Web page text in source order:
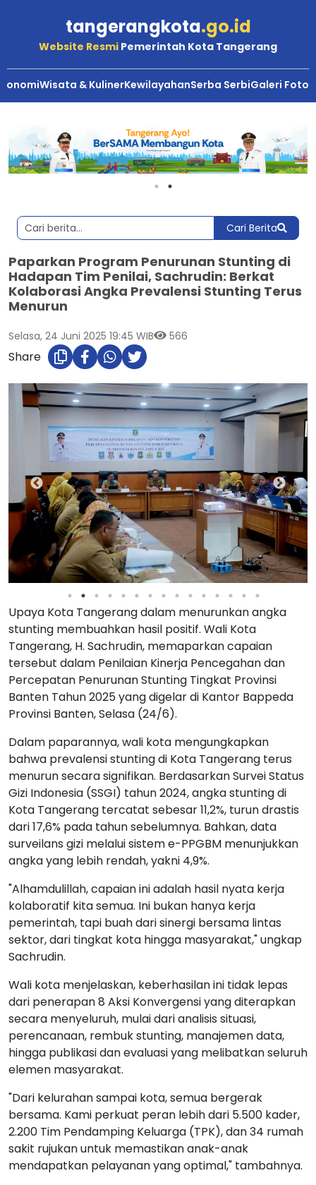
tangerangkota.go.id
Website Resmi Pemerintah Kota Tangerang
Wisata & KulinerKewilayahanSerba SerbiGaleri Foto
Cari Berita
Paparkan Program Penurunan Stunting di
Hadapan Tim Penilai, Sachrudin: Berkat
Kolaborasi Angka Prevalensi Stunting Terus
Menurun
Selasa, 24 Juni 2025 19:45 WIB 566
Share
Upaya Kota Tangerang dalam menurunkan angka
stunting membuahkan hasil positif. Wali Kota
Tangerang, H. Sachrudin, memaparkan capaian
tersebut dalam Penilaian Kinerja Pencegahan dan
Percepatan Penurunan Stunting Tingkat Provinsi
Banten Tahun 2025 yang digelar di Kantor Bappeda
Provinsi Banten, Selasa (24/6).
Dalam paparannya, wali kota mengungkapkan
bahwa prevalensi stunting di Kota Tangerang terus
menurun secara signifikan. Berdasarkan Survei Status
Gizi Indonesia (SSGI) tahun 2024, angka stunting di
Kota Tangerang tercatat sebesar 11,2%, turun drastis
dari 17,6% pada tahun sebelumnya. Bahkan, data
surveilans gizi melalui sistem e-PPGBM menunjukkan
angka yang lebih rendah, yakni 4,9%.
"Alhamdulillah, capaian ini adalah hasil nyata kerja
kolaboratif kita semua. Ini bukan hanya kerja
pemerintah, tapi buah dari sinergi bersama lintas
sektor, dari tingkat kota hingga masyarakat," ungkap
Sachrudin.
Wali kota menjelaskan, keberhasilan ini tidak lepas
dari penerapan 8 Aksi Konvergensi yang diterapkan
secara menyeluruh, mulai dari analisis situasi,
perencanaan, rembuk stunting, manajemen data,
hingga publikasi dan evaluasi yang melibatkan seluruh
elemen masyarakat.
"Dari kelurahan sampai kota, semua bergerak
bersama. Kami perkuat peran lebih dari 5.500 kader,
2.200 Tim Pendamping Keluarga (TPK), dan 34 rumah
sakit rujukan untuk memastikan anak-anak
mendapatkan pelayanan yang optimal," tambahnya.